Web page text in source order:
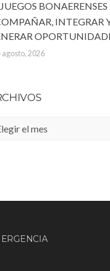
JUEGOS
INTEGRAR
agosto, 2026